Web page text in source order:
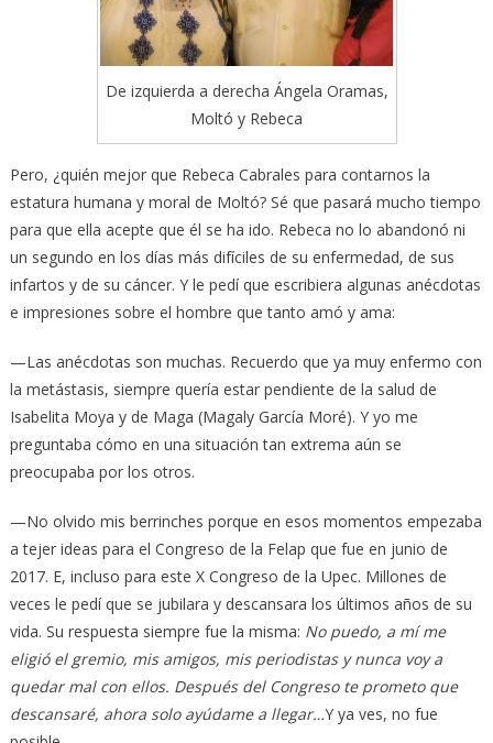
De izquierda a derecha Ángela Oramas,
Moltó y Rebeca
Pero, ¿quién mejor que Rebeca Cabrales para contarnos la
estatura humana y moral de Moltó? Sé que pasará mucho tiempo
para que ella acepte que él se ha ido. Rebeca no lo abandonó ni
un segundo en los días más difíciles de su enfermedad, de sus
infartos y de su cáncer. Y le pedí que escribiera algunas anécdotas
e impresiones sobre el hombre que tanto amó y ama:
—Las anécdotas son muchas. Recuerdo que ya muy enfermo con
la metástasis, siempre quería estar pendiente de la salud de
Isabelita Moya y de Maga (Magaly García Moré). Y yo me
preguntaba cómo en una situación tan extrema aún se
preocupaba por los otros.
—No olvido mis berrinches porque en esos momentos empezaba
a tejer ideas para el Congreso de la Felap que fue en junio de
2017. E, incluso para este X Congreso de la Upec. Millones de
veces le pedí que se jubilara y descansara los últimos años de su
vida. Su respuesta siempre fue la misma: No puedo, a mí me
eligió el gremio, mis amigos, mis periodistas y nunca voy a
quedar mal con ellos. Después del Congreso te prometo que
descansaré, ahora solo ayúdame a llegar…Y ya ves, no fue